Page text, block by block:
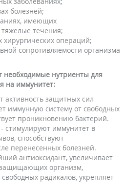
болезней;
имеющих
течения;
хирургических операций;
сопротивляемости организма
нутриенты для
на иммунитет:
активность защитных сил
иммунную систему от свободных
проникновению бактерий.
стимулируют иммунитет в
способствуют
перенесенных болезней.
антиоксидант, увеличивает
защищающих организм,
радикалов, укрепляет